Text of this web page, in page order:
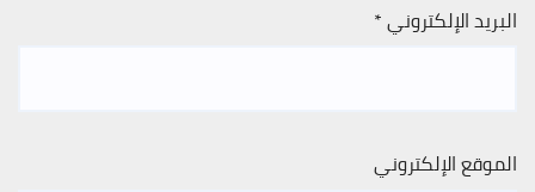
البريد الإلكتروني*
الموقع الإلكتروني